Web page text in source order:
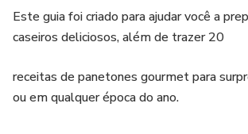
Este guia foi criado para ajudar você a
caseiros deliciosos, além de trazer 20
receitas de panetones gourmet para
ou em qualquer época do ano.